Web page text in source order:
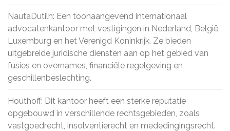
NautaDutilh: Een toonaangevend internationaal
advocatenkantoor met vestigingen in Nederland, België,
Luxemburg en het Verenigd Koninkrijk. Ze bieden
uitgebreide juridische diensten aan op het gebied van
fusies en overnames, financiële regelgeving en
geschillenbeslechting.
Houthoff: Dit kantoor heeft een sterke reputatie
opgebouwd in verschillende rechtsgebieden, zoals
vastgoedrecht, insolventierecht en mededingingsrecht.